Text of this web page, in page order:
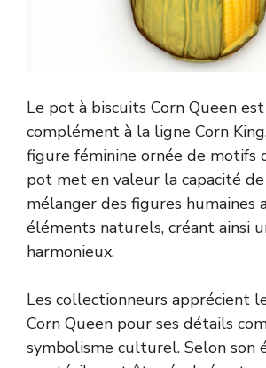
Le pot à biscuits Corn Queen
complément à la ligne Corn
figure féminine ornée de motifs
pot met en valeur la capacité
mélanger des figures humaines
éléments naturels, créant ainsi
harmonieux.
Les collectionneurs apprécient
Corn Queen pour ses détails
symbolisme culturel. Selon son